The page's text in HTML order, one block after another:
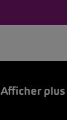
Afficher plus